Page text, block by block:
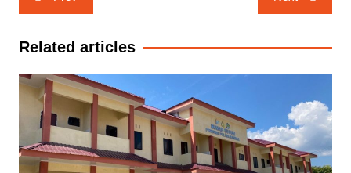
pos
Related articles